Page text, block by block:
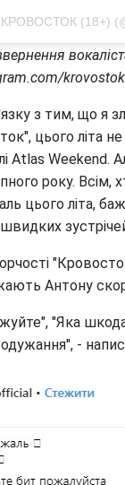
(18+)
з тим, що я
цього літа
Atlas Weekend.
року. Всім,
цього літа,
Антону
"Яка
-